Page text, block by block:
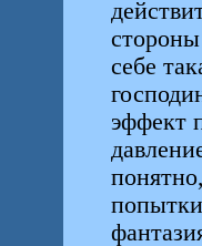
себе
эффект